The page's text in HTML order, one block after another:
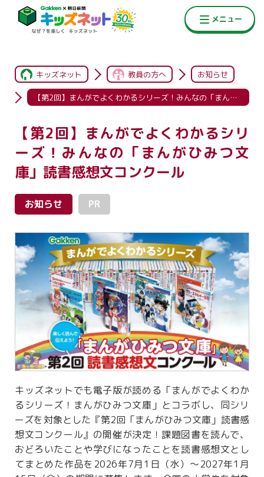
キッズネット 教員の方へ お知らせ
【第2回】まんがでよくわかるシリーズ！みんなの「まんがひみつ文庫」読書感想文コンクール
【第2回】まんがでよくわかるシリ
ーズ！みんなの「まんがひみつ文
庫」読書感想文コンクール
お知らせ PR
キッズネットでも電子版が読める「まんがでよくわか
るシリーズ！まんがひみつ文庫」とコラボし、同シリ
ーズを対象とした『第2回「まんがひみつ文庫」読書感
想文コンクール』の開催が決定！課題図書を読んで、
おどろいたことや学びになったことを読書感想文とし
てまとめた作品を2026年7月1日（水）～2027年1月